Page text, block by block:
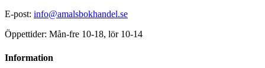
E-post: info@amalsbokhandel.se
Öppettider: Mån-fre 10-18, lör 10-14
Information